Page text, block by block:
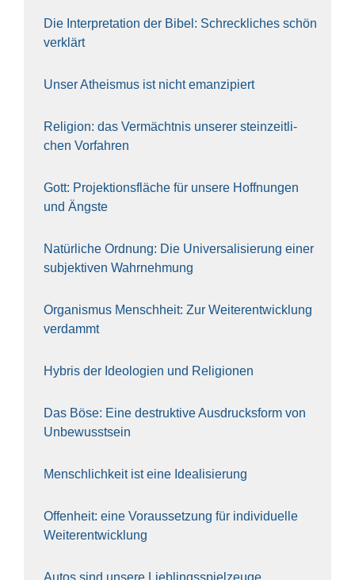
Die Inter­pre­ta­ti­on der Bibel: Schreck­li­ches schön
ver­klärt
Unser Athe­is­mus ist nicht eman­zi­piert
Reli­gi­on: das Ver­mächt­nis unse­rer stein­zeit­li­
chen Vor­fah­ren
Gott: Pro­jek­ti­ons­flä­che für unse­re Hoff­nun­gen
und Ängs­te
Natür­li­che Ord­nung: Die Uni­ver­sa­li­sie­rung einer
sub­jek­ti­ven Wahr­neh­mung
Orga­nis­mus Mensch­heit: Zur Wei­ter­ent­wick­lung
ver­dammt
Hybris der Ideo­lo­gien und Reli­gio­nen
Das Böse: Eine destruk­ti­ve Aus­drucks­form von
Unbe­wusst­sein
Mensch­lich­keit ist eine Idea­li­sie­rung
Offen­heit: eine Vor­aus­set­zung für indi­vi­du­el­le
Wei­ter­ent­wick­lung
Autos sind unse­re Lieb­lings­spiel­zeu­ge